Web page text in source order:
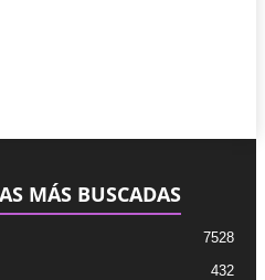
MÁS BUSCADAS
7528
432